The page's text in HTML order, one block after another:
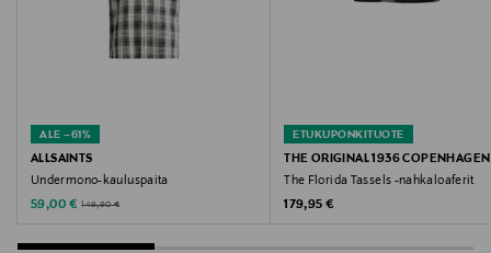
Valmistajan tuotenumero
Valmistaja
Original 1936 ApS
Valmistajan osoite
ALE –61%
ALLSAINTS
Undermono-kauluspaita
Discounted Price
59,00 € Original Price
149,90 €
ETUKUPONKITUOTE
THE ORIGINAL 1936 COPENHAGEN
The Florida Tassels -nahkaloaferit
Original Price
179,95 €